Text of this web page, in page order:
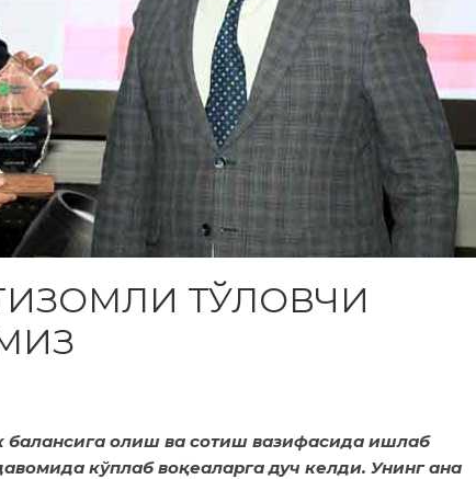
ТЎЛОВЧИ
балансига олиш ва сотиш вазифасида ишлаб
кўплаб воқеаларга дуч келди. Унинг ана